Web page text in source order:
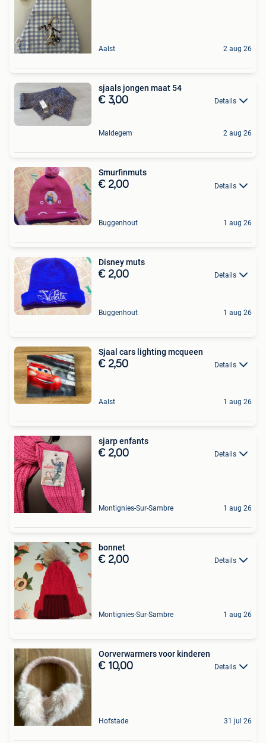
Aalst 2 aug 26
sjaals jongen maat 54
€ 3,00 Details
Maldegem 2 aug 26
Smurfinmuts
€ 2,00 Details
Buggenhout 1 aug 26
Disney muts
€ 2,00 Details
Buggenhout 1 aug 26
Sjaal cars lighting mcqueen
€ 2,50 Details
Aalst 1 aug 26
sjarp enfants
€ 2,00 Details
Montignies-Sur-Sambre 1 aug 26
bonnet
€ 2,00 Details
Montignies-Sur-Sambre 1 aug 26
Oorverwarmers voor kinderen
€ 10,00 Details
Hofstade 31 jul 26